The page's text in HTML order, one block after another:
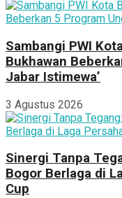
Sambangi PWI
Bukhawan
Jabar Istimewa’
3 Agustus 2026
Sinergi Tanpa
Bogor Berlaga di
Cup